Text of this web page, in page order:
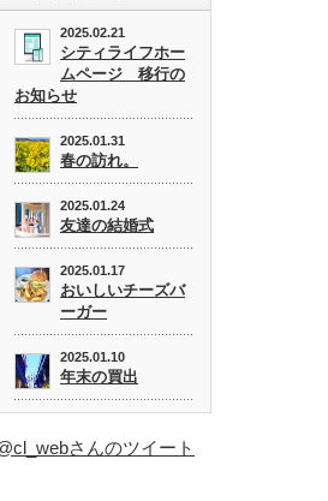
2025.02.21
シティライフホー
ムページ 移行の
お知らせ
2025.01.31
春の訪れ。
2025.01.24
友達の結婚式
2025.01.17
おいしいチーズバ
ーガー
2025.01.10
年末の買出
さんのツイート